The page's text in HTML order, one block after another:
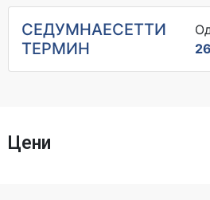
СЕДУМНАЕСЕТТИ
ТЕРМИН
Цени